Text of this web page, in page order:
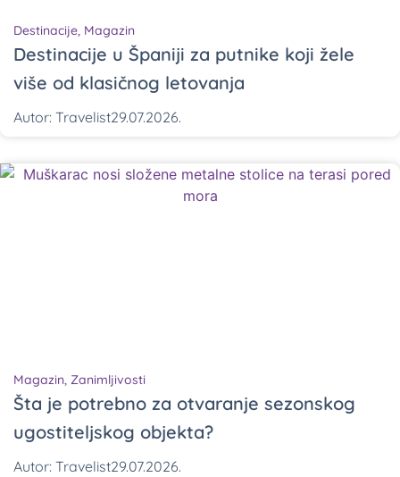
Destinacije, Magazin
Destinacije u Španiji za putnike koji žele
više od klasičnog letovanja
Autor: Travelist29.07.2026.
Magazin, Zanimljivosti
Šta je potrebno za otvaranje sezonskog
ugostiteljskog objekta?
Autor: Travelist29.07.2026.